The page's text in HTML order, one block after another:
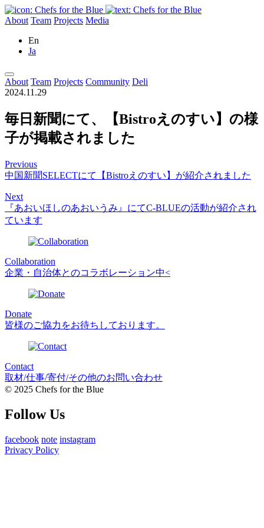
About Team Projects Media
En
Ja
About Team Projects Community Deli
2024.11.29
毎日新聞にて、【Bistroえのすい】の様
子が掲載されました
Previous
中国新聞SELECTにて【Bistroえのすい】が紹介されました
Next
『あおいほしのあおいうみ』にて­C-BLUEの活動が紹介され
ています
Collaboration
企業・自治体とのコラボレーション中<
Donate
皆様のご協力をお待ちしております。
Contact
取材/仕事/寄付/その他のお問い合わせ
© 2025 Chefs for the Blue
Follow Us
facebook note instagram
Privacy Policy